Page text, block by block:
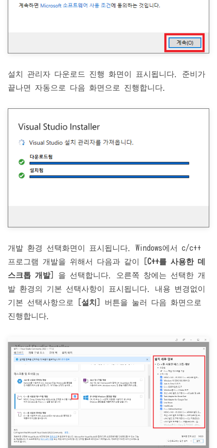
설치 관리자 다운로드 진행 화면이 표시됩니다. 준비가
끝나면 자동으로 다음 화면으로 진행합니다.
개발 환경 선택화면이 표시됩니다. Windows에서 c/c++
프로그램 개발을 위해서 다음과 같이 [ C++를 사용한 데
스크톱 개발] 을 선택합니다. 오른쪽 창에는 선택한 개
발 환경의 기본 선택사항이 표시됩니다. 내용 변경없이
기본 선택사항으로 [ 설치
] 버튼을 눌러 다음 화면으로
진행합니다.